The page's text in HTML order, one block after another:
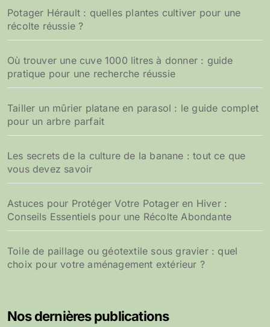
Potager Hérault : quelles plantes cultiver pour une
récolte réussie ?
Où trouver une cuve 1000 litres à donner : guide
pratique pour une recherche réussie
Tailler un mûrier platane en parasol : le guide complet
pour un arbre parfait
Les secrets de la culture de la banane : tout ce que
vous devez savoir
Astuces pour Protéger Votre Potager en Hiver :
Conseils Essentiels pour une Récolte Abondante
Toile de paillage ou géotextile sous gravier : quel
choix pour votre aménagement extérieur ?
Nos dernières publications